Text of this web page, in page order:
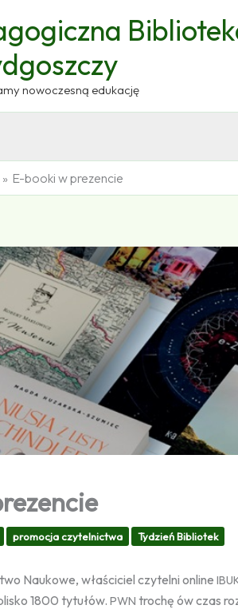
nowoczesną edukację
E-booki w prezencie
promocja czytelnictwa Tydzień Bibliotek
Naukowe, właściciel czytelni online
1800 tytułów. PWN trochę ów czas